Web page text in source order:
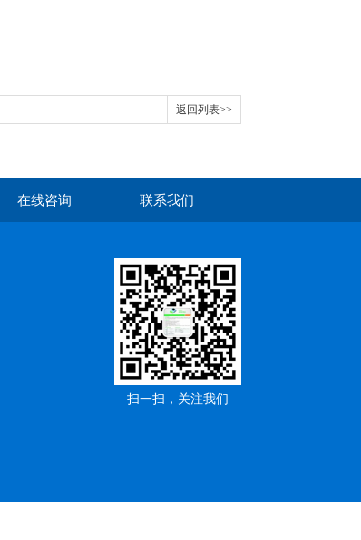
返回列表>>
在线咨询 联系我们
扫一扫，关注我们